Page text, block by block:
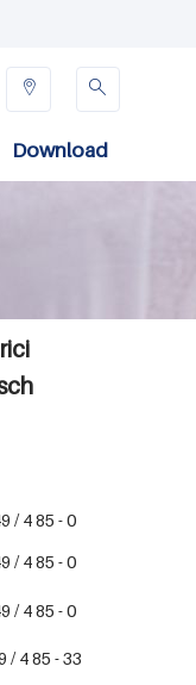

Download

/ 4 85 - 0
/ 4 85 - 0
/ 4 85 - 0
/ 4 85 - 33